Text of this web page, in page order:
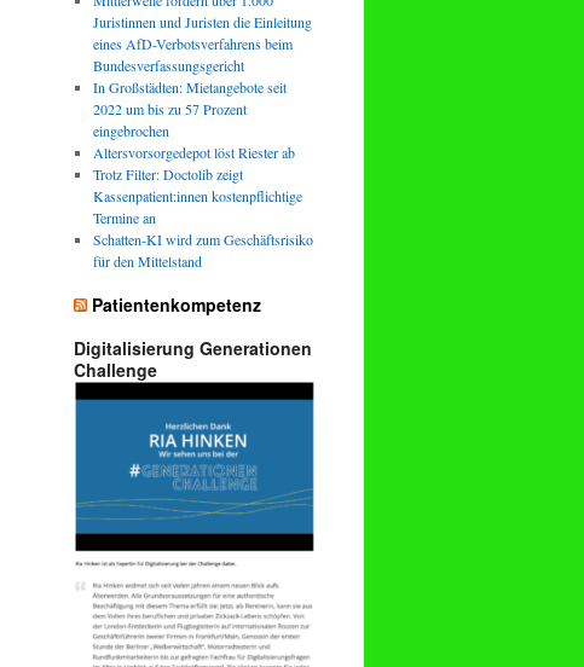
Juristinnen und Juristen die Einleitung
eines AfD-Verbotsverfahrens beim
Bundesverfassungsgericht
In Großstädten: Mietangebote seit
2022 um bis zu 57 Prozent
eingebrochen
Altersvorsorgedepot löst Riester ab
Trotz Filter: Doctolib zeigt
Kassenpatient:innen kostenpflichtige
Termine an
Schatten-KI wird zum Geschäftsrisiko
für den Mittelstand
Patientenkompetenz
Digitalisierung Generationen
Challenge